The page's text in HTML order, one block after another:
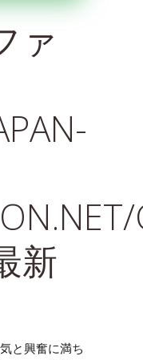
ァ
新
と興奮に満ち